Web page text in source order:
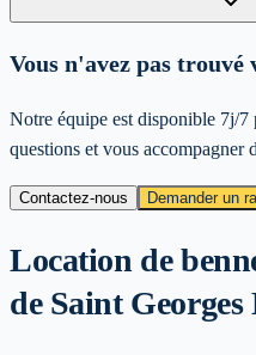
Vous n'avez pas trouvé
Notre équipe est disponible 7j/7
questions et vous accompagner
Contactez-nous Demander un
Location de
de Saint